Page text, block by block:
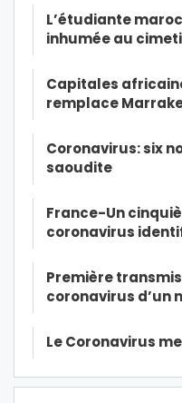
L’étudiante
inhumée au
Capitales
remplace
Coronavirus: six
saoudite
France-Un
coronavirus
Première
coronavirus d’un
Le Coronavirus